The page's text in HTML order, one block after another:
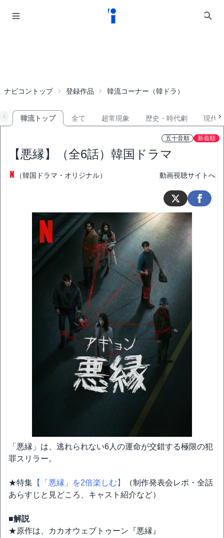
ナビコントップ 登録作品 韓流コーナー（韓ドラ）
韓流トップ 全て 超常現象 歴史・時代劇 現代
五十音順 新着順
【悪縁】（全6話）韓国ドラマ
（韓国ドラマ・オリジナル） 動画視聴サイトへ
「悪縁」は、逃れられない6人の運命が交錯する極限の犯
罪スリラー。
★特集 【「悪縁」を2倍楽しむ】
（制作発表会レポ・全話
あらすじと見どころ、キャスト紹介など）
■解説
★原作は、カカオウェブトゥーン『悪縁』